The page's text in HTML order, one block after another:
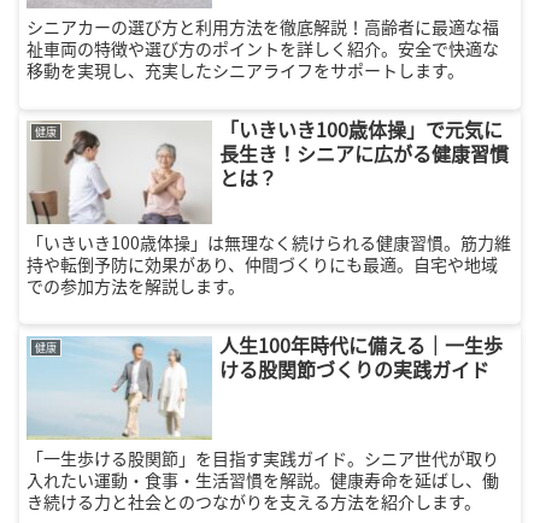
シニアカーの選び方と利用方法を徹底解説！高齢者に最適な福
祉車両の特徴や選び方のポイントを詳しく紹介。安全で快適な
移動を実現し、充実したシニアライフをサポートします。
健康
「いきいき100歳体操」で元気に
長生き！シニアに広がる健康習慣
とは？
「いきいき100歳体操」は無理なく続けられる健康習慣。筋力維
持や転倒予防に効果があり、仲間づくりにも最適。自宅や地域
での参加方法を解説します。
健康
人生100年時代に備える｜一生歩
ける股関節づくりの実践ガイド
「一生歩ける股関節」を目指す実践ガイド。シニア世代が取り
入れたい運動・食事・生活習慣を解説。健康寿命を延ばし、働
き続ける力と社会とのつながりを支える方法を紹介します。